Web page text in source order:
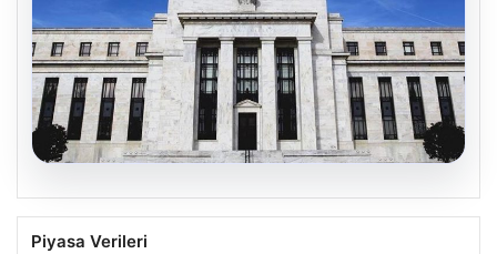
06.08.2026
Fed faizi sabit tuttu
Piyasa Verileri